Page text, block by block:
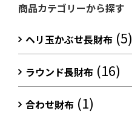
商品カテゴリーから探す
ヘリ玉かぶせ長財布 (5)
ラウンド長財布 (16)
合わせ財布 (1)